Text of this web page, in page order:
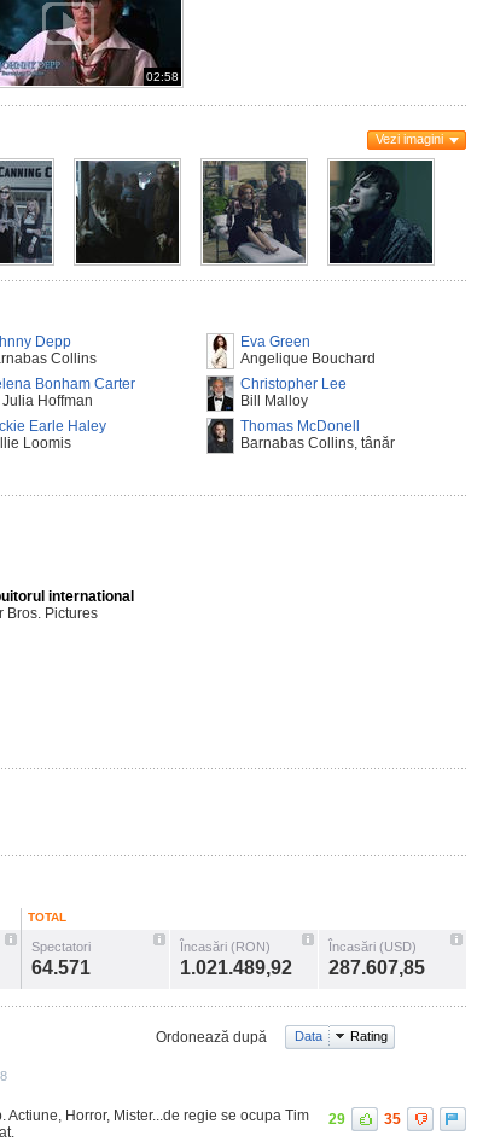
02:58
Vezi imagini
Depp
Collins
Eva Green
Angelique Bouchard
Bonham Carter
Julia Hoffman
Christopher Lee
Bill Malloy
Earle Haley
Loomis
Thomas McDonell
Barnabas Collins, tânăr
international
Bros. Pictures
TOTAL
Spectatori
64.571
Încasări (RON)
1.021.489,92
Încasări (USD)
287.607,85
Ordonează după Data Rating
Actiune, Horror, Mister...de regie se ocupa Tim
29 35